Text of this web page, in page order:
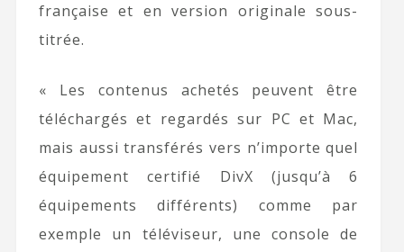
française et en version originale sous-
titrée.
« Les contenus achetés peuvent être
téléchargés et regardés sur PC et Mac,
mais aussi transférés vers n’importe quel
équipement certifié DivX (jusqu’à 6
équipements différents) comme par
exemple un téléviseur, une console de